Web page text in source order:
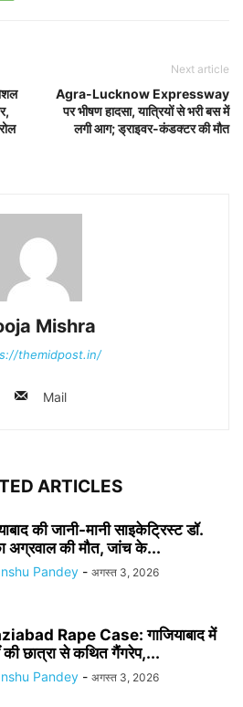
Next article
Agra-Lucknow Expressway
पर भीषण हादसा, यात्रियों से भरी बस में
लगी आग; ड्राइवर-कंडक्टर की मौत
Mishra
themidpost.in/
Mail
ARTICLES
की जानी-मानी साइकेट्रिस्ट डॉ.
अग्रवाल की मौत, जांच के...
Pandey - अगस्त 3, 2026
Rape Case: गाजियाबाद में
की छात्रा से कथित गैंगरेप,...
Pandey - अगस्त 3, 2026